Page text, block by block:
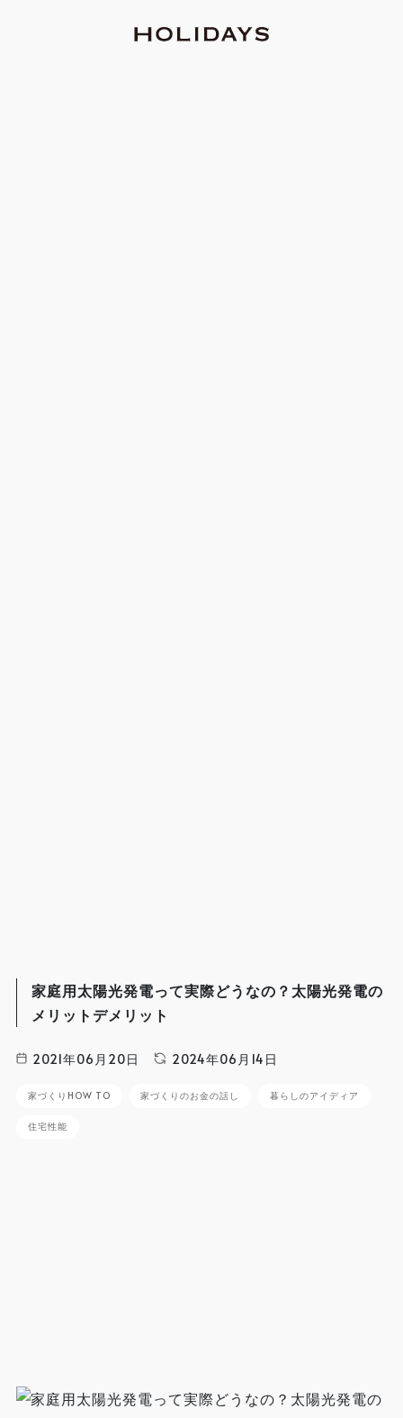
家庭用太陽光発電って実際どうなの？太陽光発電の
メリットデメリット
2021年06月20日 2024年06月14日
家づくりHOW TO 家づくりのお金の話し 暮らしのアイディア
住宅性能